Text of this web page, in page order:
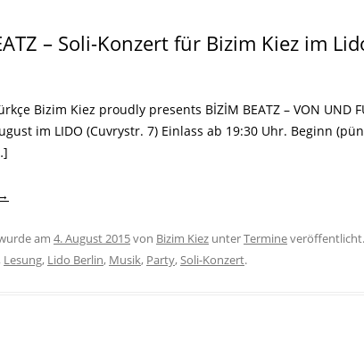
– Soli-Konzert für Bizim Kiez im
Bizim Kiez proudly presents BİZİM BEATZ – VON UND
im LIDO (Cuvrystr. 7) Einlass ab 19:30 Uhr. Beginn
am 4. August 2015von Bizim Kiez unterTermine
Lesung, Lido Berlin, Musik, Party,Soli-Konzert.